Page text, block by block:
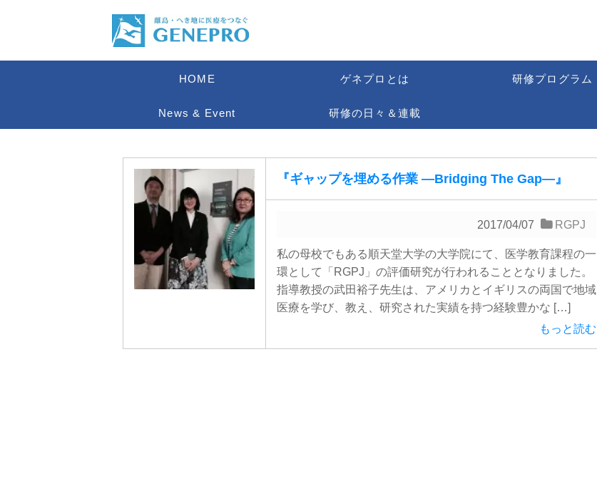
HOME ゲネプロとは 研修プログラム
News & Event 研修の日々＆連載
『ギャップを埋める作業 ―Bridging The Gap―』
2017/04/07 RGPJ
私の母校でもある順天堂大学の大学院にて、医学教育課程の一
環として「RGPJ」の評価研究が行われることとなりました。
指導教授の武田裕子先生は、アメリカとイギリスの両国で地域
医療を学び、教え、研究された実績を持つ経験豊かな […]
もっと読む